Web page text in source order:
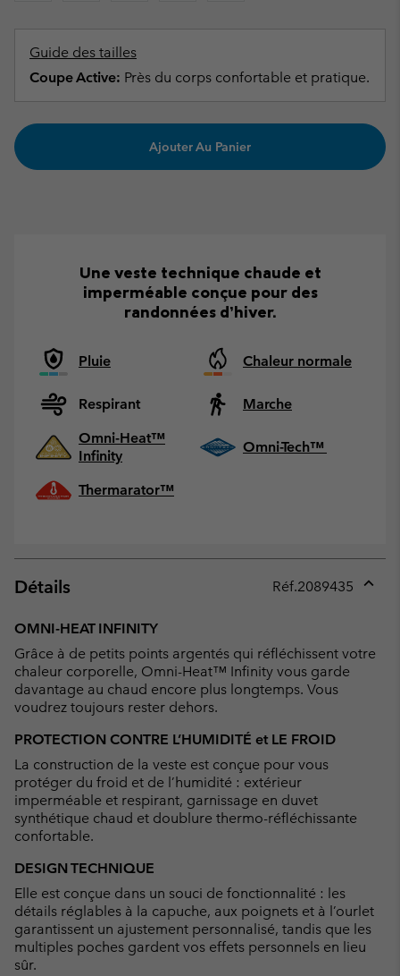
Guide des tailles
Coupe Active: Près du corps confortable et pratique.
Ajouter Au Panier
Une veste technique chaude et
imperméable conçue pour des
randonnées d’hiver.
Pluie Chaleur normale
Respirant
Marche
Omni-Heat™
Infinity
Omni-Tech™
Thermarator™
Détails Réf.2089435
OMNI-HEAT INFINITY
Grâce à de petits points argentés qui réfléchissent votre
chaleur corporelle, Omni-Heat™ Infinity vous garde
davantage au chaud encore plus longtemps. Vous
voudrez toujours rester dehors.
PROTECTION CONTRE L’HUMIDITÉ et LE FROID
La construction de la veste est conçue pour vous
protéger du froid et de l’humidité : extérieur
imperméable et respirant, garnissage en duvet
synthétique chaud et doublure thermo-réfléchissante
confortable.
DESIGN TECHNIQUE
Elle est conçue dans un souci de fonctionnalité : les
détails réglables à la capuche, aux poignets et à l’ourlet
garantissent un ajustement personnalisé, tandis que les
multiples poches gardent vos effets personnels en lieu
sûr.